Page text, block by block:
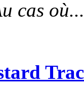
cas où...